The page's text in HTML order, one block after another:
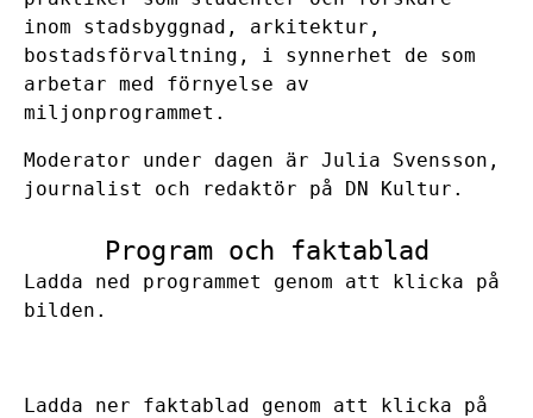
inom stadsbyggnad, arkitektur,
bostadsförvaltning, i synnerhet de som
arbetar med förnyelse av
miljonprogrammet.
Moderator under dagen är Julia Svensson,
journalist och redaktör på DN Kultur.
Program och faktablad
Ladda ned programmet genom att klicka på
bilden.
Ladda ner faktablad genom att klicka på